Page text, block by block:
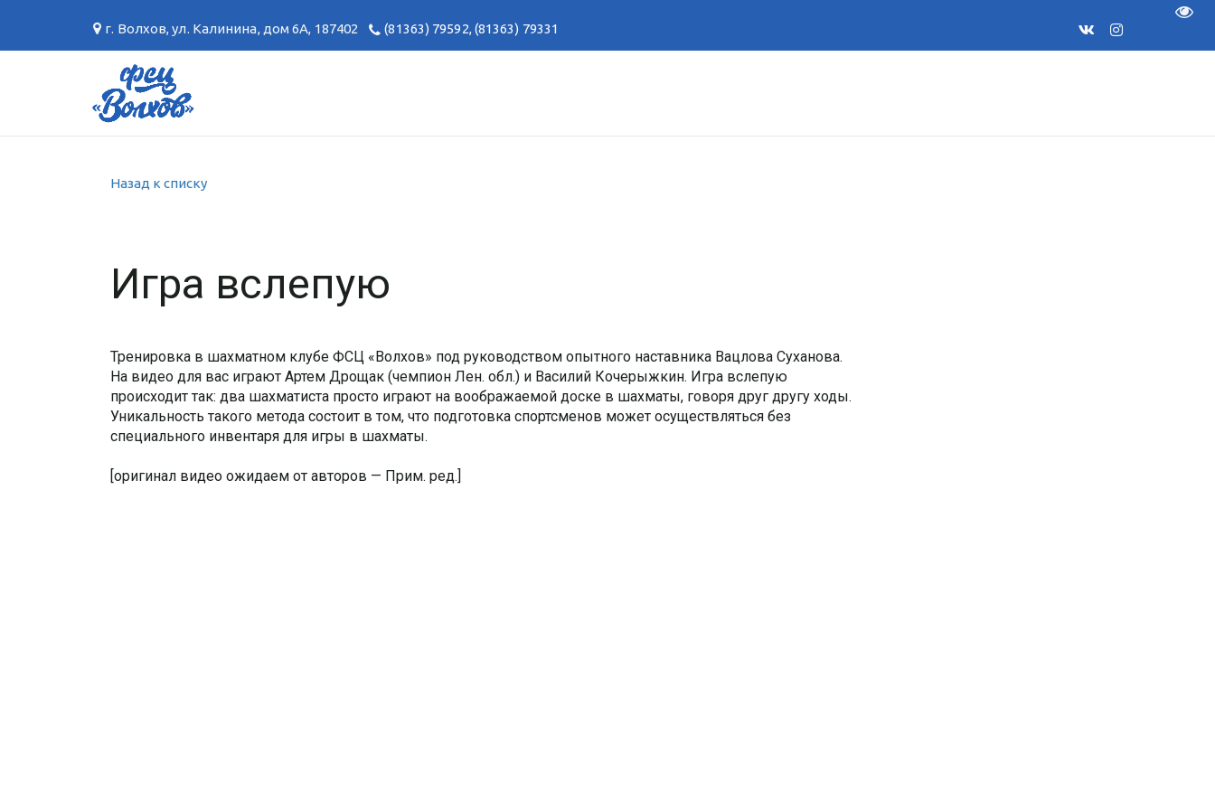
г. Волхов,ул. Калинина, дом 6А, 187402 (81363) 79592,(81363) 79331
Назад к списку
Игра вслепую
Тренировка в шахматном клубе ФСЦ «Волхов» под руководством опытного наставника Вацлова Суханова.
На видео для вас играют Артем Дрощак (чемпион Лен. обл.) и Василий Кочерыжкин. Игра вслепую
происходит так: два шахматиста просто играют на воображаемой доске в шахматы, говоря друг другу ходы.
Уникальность такого метода состоит в том, что подготовка спортсменов может осуществляться без
специального инвентаря для игры в шахматы.
[оригинал видео ожидаем от авторов — Прим. ред.]